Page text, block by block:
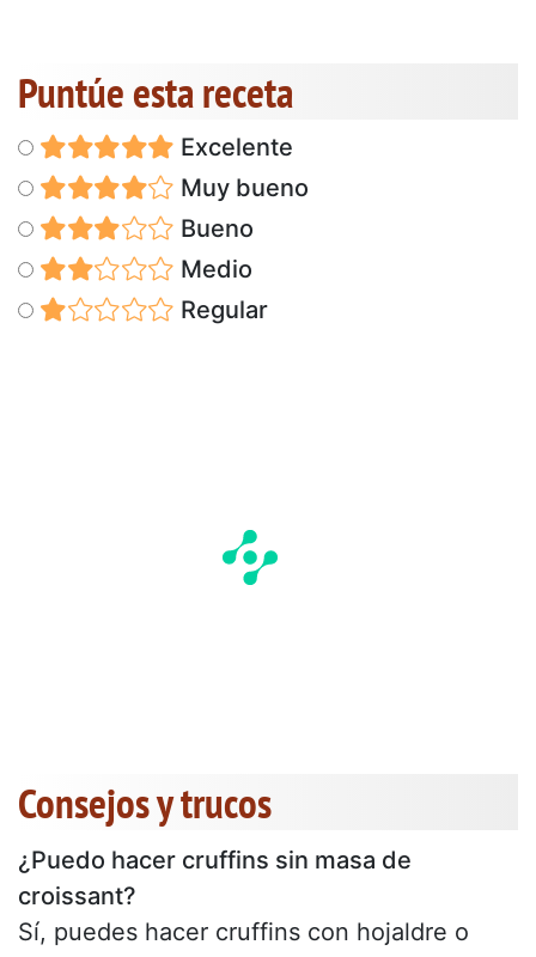
Puntúe esta receta
Excelente
Muy bueno
Bueno
Medio
Regular
Consejos y trucos
¿Puedo hacer cruffins sin masa de
croissant?
Sí, puedes hacer cruffins con hojaldre o